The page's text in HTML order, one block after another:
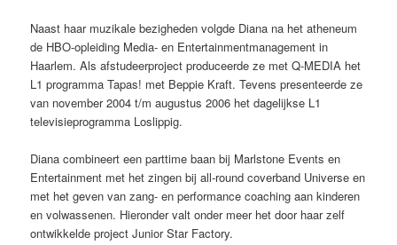
Naast haar muzikale bezigheden volgde Diana na het atheneum
de HBO-opleiding Media- en Entertainmentmanagement in
Haarlem. Als afstudeerproject produceerde ze met Q-MEDIA het
L1 programma Tapas! met Beppie Kraft. Tevens presenteerde ze
van november 2004 t/m augustus 2006 het dagelijkse L1
televisieprogramma Loslippig.
Diana combineert een parttime baan bij Marlstone Events en
Entertainment met het zingen bij all-round coverband Universe en
met het geven van zang- en performance coaching aan kinderen
en volwassenen. Hieronder valt onder meer het door haar zelf
ontwikkelde project Junior Star Factory.